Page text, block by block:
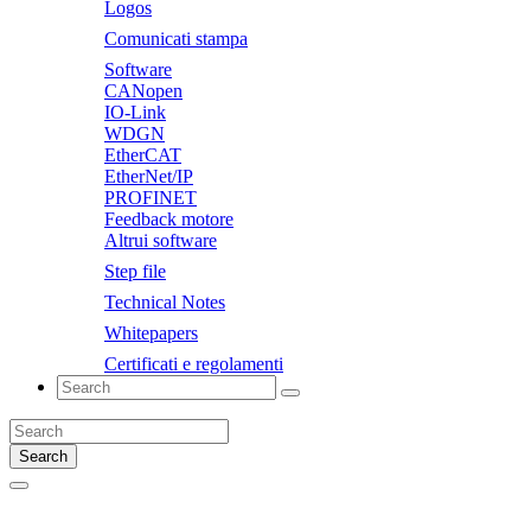
Logos
Comunicati stampa
Software
CANopen
IO-Link
WDGN
EtherCAT
EtherNet/IP
PROFINET
Feedback motore
Altrui software
Step file
Technical Notes
Whitepapers
Certificati e regolamenti
Search